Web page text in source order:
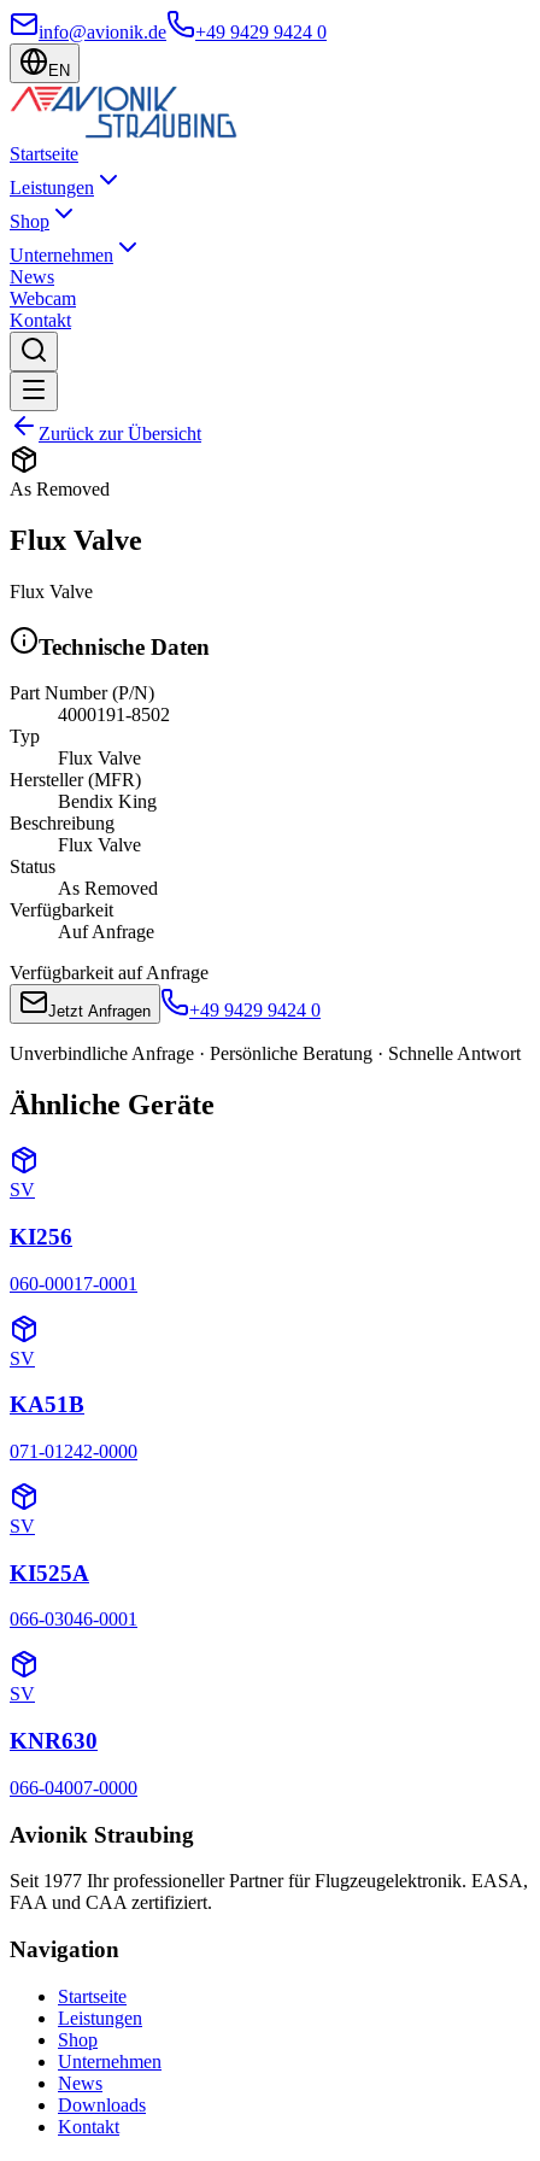
info@avionik.de +49 9429 9424 0
EN
Startseite
Leistungen
Shop
Unternehmen
News
Webcam
Kontakt
Zurück zur Übersicht
As Removed
Flux Valve
Flux Valve
Technische Daten
Part Number (P/N)
4000191-8502
Typ
Flux Valve
Hersteller (MFR)
Bendix King
Beschreibung
Flux Valve
Status
As Removed
Verfügbarkeit
Auf Anfrage
Verfügbarkeit auf Anfrage
Jetzt Anfragen +49 9429 9424 0
Unverbindliche Anfrage · Persönliche Beratung · Schnelle Antwort
Ähnliche Geräte
SV
KI256
060-00017-0001
SV
KA51B
071-01242-0000
SV
KI525A
066-03046-0001
SV
KNR630
066-04007-0000
Avionik Straubing
Seit 1977 Ihr professioneller Partner für Flugzeugelektronik. EASA,
FAA und CAA zertifiziert.
Navigation
Startseite
Leistungen
Shop
Unternehmen
News
Downloads
Kontakt